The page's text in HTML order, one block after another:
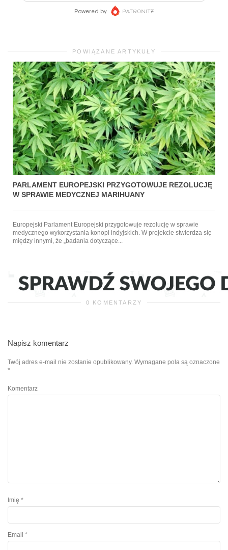
POWIĄZANE ARTYKUŁY
PARLAMENT EUROPEJSKI PRZYGOTOWUJE REZOLUCJĘ
W SPRAWIE MEDYCZNEJ MARIHUANY
Europejski Parlament Europejski przygotowuje rezolucję w sprawie
medycznego wykorzystania konopi indyjskich. W projekcie stwierdza się
między innymi, że „badania dotyczące...
0 KOMENTARZY
Napisz komentarz
Twój adres e-mail nie zostanie opublikowany. Wymagane pola są oznaczone
*
Komentarz
Imię *
Email *